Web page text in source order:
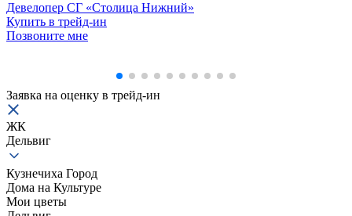
Девелопер СГ «Столица Нижний»
Купить в трейд-ин
Позвоните мне
Заявка на оценку в трейд-ин
ЖК
Дельвиг
Кузнечиха Город
Дома на Культуре
Мои цветы